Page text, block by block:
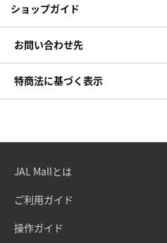
ショップガイド
お問い合わせ先
特商法に基づく表示
JAL Mallとは
ご利用ガイド
操作ガイド